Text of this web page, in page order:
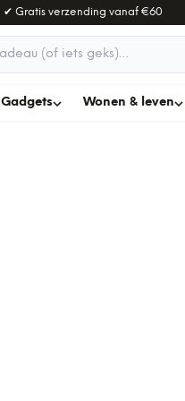
✔ Gratis verzending vanaf€60
Gadgets Wonen & leven